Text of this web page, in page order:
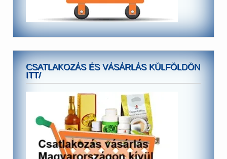
CSATLAKOZÁS ÉS VÁSÁRLÁS KÜLFÖLDÖN
ITT/